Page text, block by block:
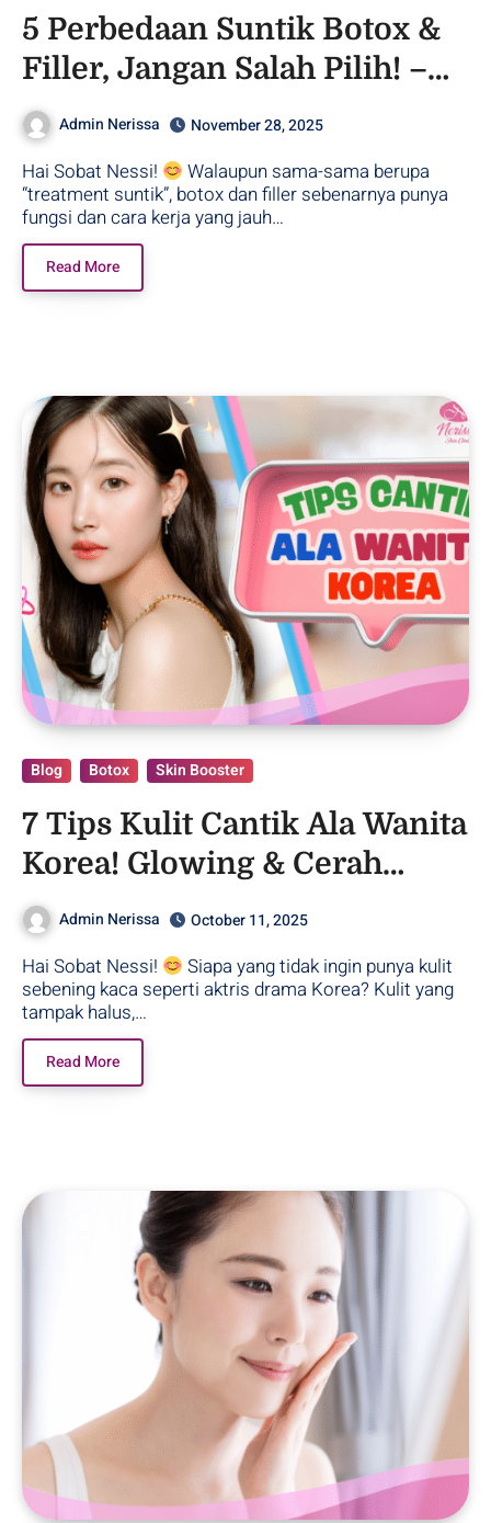
5 Perbedaan Suntik Botox &
Filler, Jangan Salah Pilih! –
Purwodadi
Admin Nerissa November 28, 2025
Hai Sobat Nessi!
Walaupun sama-sama berupa
“treatment suntik”, botox dan filler sebenarnya punya
fungsi dan cara kerja yang jauh…
Read More
Blog Botox Skin Booster
7 Tips Kulit Cantik Ala Wanita
Korea! Glowing & Cerah
Setiap Saat!
Admin Nerissa October 11, 2025
Hai Sobat Nessi!
Siapa yang tidak ingin punya kulit
sebening kaca seperti aktris drama Korea? Kulit yang
tampak halus,…
Read More